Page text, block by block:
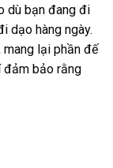
dù bạn đang đi
dạo hàng ngày.
lại phần đế
đảm bảo rằng